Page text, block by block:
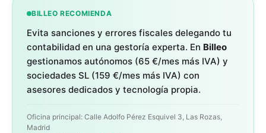
BILLEO RECOMIENDA
Evita sanciones y errores fiscales delegando tu
contabilidad en una gestoría experta. En Billeo
gestionamos autónomos (65 €/mes más IVA) y
sociedades SL (159 €/mes más IVA) con
asesores dedicados y tecnología propia.
Oficina principal: Calle Adolfo Pérez Esquivel 3, Las Rozas,
Madrid